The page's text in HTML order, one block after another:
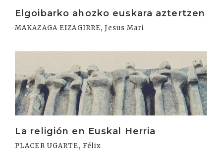
Elgoibarko ahozko euskara aztertzen
MAKAZAGA EIZAGIRRE, Jesus Mari
La religión en Euskal Herria
PLACER UGARTE, Félix